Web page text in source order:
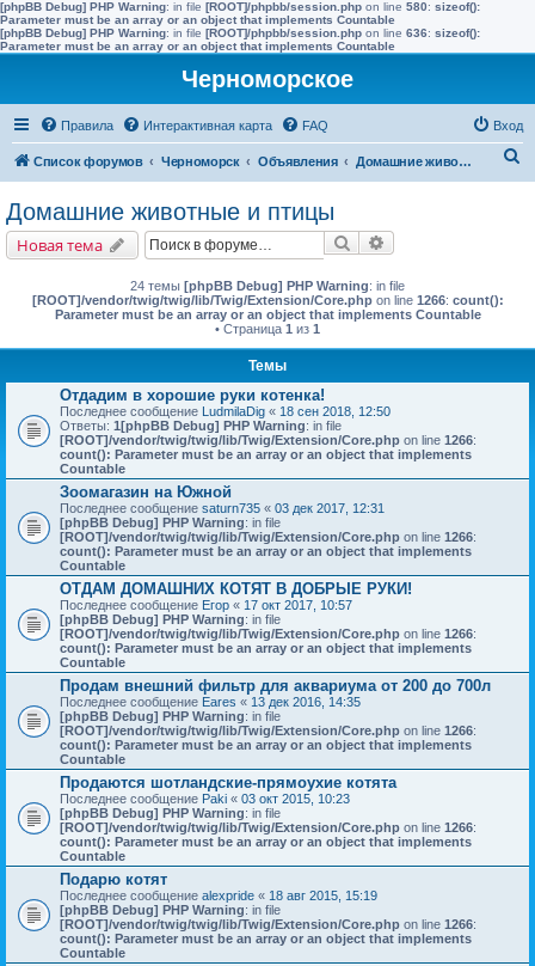
[phpBB Debug] PHP Warning: in file [ROOT]/phpbb/session.php on line 580: sizeof():
Parameter must be an array or an object that implements Countable
[phpBB Debug] PHP Warning: in file [ROOT]/phpbb/session.php on line 636: sizeof():
Parameter must be an array or an object that implements Countable
Черноморское
Правила Интерактивная карта FAQ Вход
Список форумов Черноморск Объявления Домашние животные и птицы
Домашние животные и птицы
Новая тема Поиск
24 темы [phpBB Debug] PHP Warning: in file
[ROOT]/vendor/twig/twig/lib/Twig/Extension/Core.phpon line 1266: count():
Parameter must be an array or an object that implements Countable
• Страница 1 из 1
Темы
Отдадим в хорошие руки котенка!
Последнее сообщение LudmilaDig « 18 сен 2018, 12:50
Ответы: 1[phpBB Debug] PHP Warning: in file
[ROOT]/vendor/twig/twig/lib/Twig/Extension/Core.php on line 1266:
count(): Parameter must be an array or an object that implements
Countable
Зоомагазин на Южной
Последнее сообщение saturn735 « 03 дек 2017, 12:31
[phpBB Debug] PHP Warning: in file
[ROOT]/vendor/twig/twig/lib/Twig/Extension/Core.php on line 1266:
count(): Parameter must be an array or an object that implements
Countable
ОТДАМ ДОМАШНИХ КОТЯТ В ДОБРЫЕ РУКИ!
Последнее сообщение Егор « 17 окт 2017, 10:57
[phpBB Debug] PHP Warning: in file
[ROOT]/vendor/twig/twig/lib/Twig/Extension/Core.php on line 1266:
count(): Parameter must be an array or an object that implements
Countable
Продам внешний фильтр для аквариума от 200 до 700л
Последнее сообщение Eares « 13 дек 2016, 14:35
[phpBB Debug] PHP Warning: in file
[ROOT]/vendor/twig/twig/lib/Twig/Extension/Core.php on line 1266:
count(): Parameter must be an array or an object that implements
Countable
Продаются шотландские-прямоухие котята
Последнее сообщение Paki « 03 окт 2015, 10:23
[phpBB Debug] PHP Warning: in file
[ROOT]/vendor/twig/twig/lib/Twig/Extension/Core.php on line 1266:
count(): Parameter must be an array or an object that implements
Countable
Подарю котят
Последнее сообщение alexpride « 18 авг 2015, 15:19
[phpBB Debug] PHP Warning: in file
[ROOT]/vendor/twig/twig/lib/Twig/Extension/Core.php on line 1266:
count(): Parameter must be an array or an object that implements
Countable